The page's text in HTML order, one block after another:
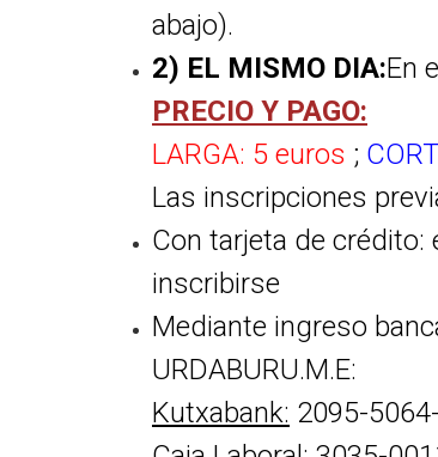
abajo).
2) EL MISMO DIA:En
PRECIO Y PAGO:
LARGA: 5 euros ;
Las inscripciones
Con tarjeta de crédito:
inscribirse
Mediante ingreso
URDABURU.M.E:
Kutxabank: 2095-